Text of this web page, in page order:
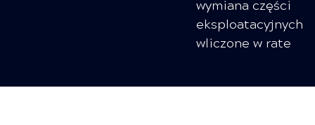
wymiana części
eksploatacyjnych
wliczone w rate